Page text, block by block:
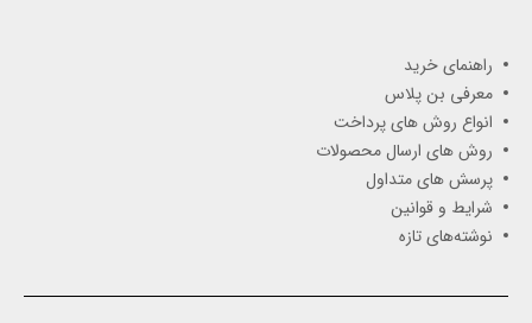
راهنمای خرید
معرفی بن پلاس
انواع روش های پرداخت
روش های ارسال محصولات
پرسش های متداول
شرایط و قوانین
نوشته‌های تازه